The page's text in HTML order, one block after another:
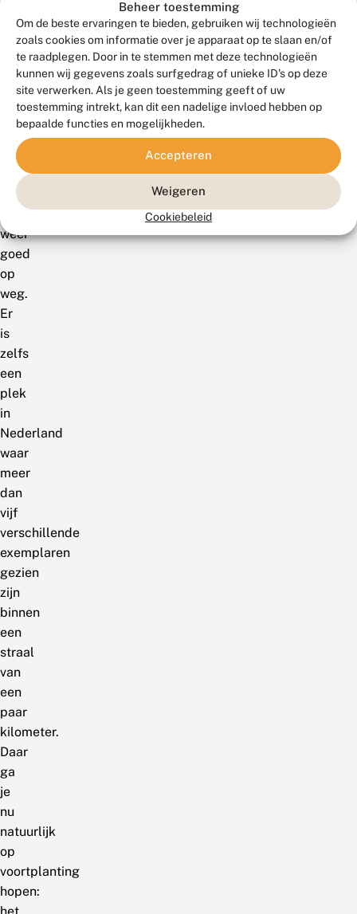
Beheer toestemming
Om de beste ervaringen te bieden, gebruiken wij technologieën
zoals cookies om informatie over je apparaat op te slaan en/of
te raadplegen. Door in te stemmen met deze technologieën
kunnen wij gegevens zoals surfgedrag of unieke ID's op deze
site verwerken. Als je geen toestemming geeft of uw
toestemming intrekt, kan dit een nadelige invloed hebben op
bepaalde functies en mogelijkheden.
Accepteren
Weigeren
Cookiebeleid
werden
voorlopig
meeste
gemeld.
jaar
weer
goed
op
weg.
Er
is
zelfs
een
plek
in
Nederland
waar
meer
dan
vijf
verschillende
exemplaren
gezien
zijn
binnen
een
straal
van
een
paar
kilometer.
Daar
ga
je
nu
natuurlijk
op
voortplanting
hopen:
het